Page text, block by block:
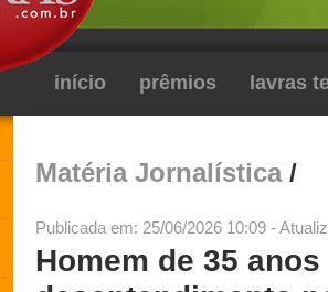
início prêmios lavras
Matéria Jornalística/
Publicada em: 25/06/2026 10:09 -
Homem de 35